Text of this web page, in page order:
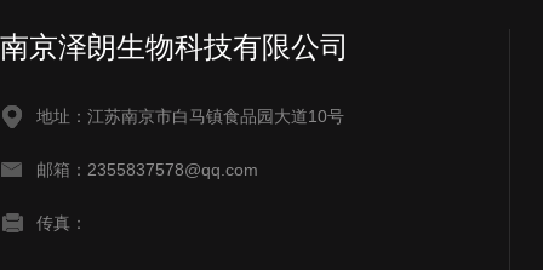
南京泽朗生物科技有限公司
地址：江苏南京市白马镇食品园大道10号
邮箱：2355837578@qq.com
传真：